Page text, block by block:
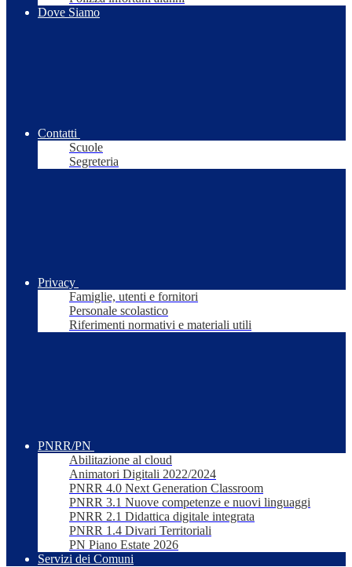
Dove Siamo
Contatti
Scuole
Segreteria
Privacy
Famiglie, utenti e fornitori
Personale scolastico
Riferimenti normativi e materiali utili
PNRR/PN
Abilitazione al cloud
Animatori Digitali 2022/2024
PNRR 4.0 Next Generation Classroom
PNRR 3.1 Nuove competenze e nuovi linguaggi
PNRR 2.1 Didattica digitale integrata
PNRR 1.4 Divari Territoriali
PN Piano Estate 2026
Servizi dei Comuni